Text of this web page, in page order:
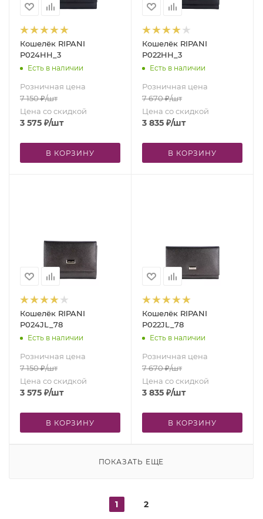
Кошелёк RIPANI
P024HH_3
Есть в наличии
Розничная цена
7 150₽/шт
Цена со скидкой
3 575 ₽/шт
В КОРЗИНУ
Кошелёк RIPANI
P022HH_3
Есть в наличии
Розничная цена
7 670₽/шт
Цена со скидкой
3 835 ₽/шт
В КОРЗИНУ
Кошелёк RIPANI
P024JL_78
Есть в наличии
Розничная цена
7 150₽/шт
Цена со скидкой
3 575 ₽/шт
В КОРЗИНУ
Кошелёк RIPANI
P022JL_78
Есть в наличии
Розничная цена
7 670₽/шт
Цена со скидкой
3 835 ₽/шт
В КОРЗИНУ
ПОКАЗАТЬ ЕЩЕ
1 2